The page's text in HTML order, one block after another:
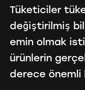
Tüketiciler
değiştirilmiş
emin olmak
ürünlerin
derece